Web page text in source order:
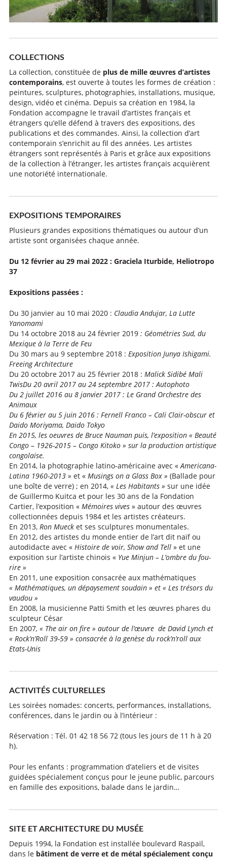
COLLECTIONS
La collection, constituée de plus de mille œuvres d’artistes
contemporains, est ouverte à toutes les formes de création :
peintures, sculptures, photographies, installations, musique,
design, vidéo et cinéma. Depuis sa création en 1984, la
Fondation accompagne le travail d’artistes français et
étrangers qu’elle défend à travers des expositions, des
publications et des commandes. Ainsi, la collection d’art
contemporain s’enrichit au fil des années. Les artistes
étrangers sont représentés à Paris et grâce aux expositions
de la collection à l’étranger, les artistes français acquièrent
une notoriété internationale.
EXPOSITIONS TEMPORAIRES
Plusieurs grandes expositions thématiques ou autour d’un
artiste sont organisées chaque année.
Du 12 février au 29 mai 2022 : Graciela Iturbide, Heliotropo
37
Expositions passées :
Du 30 janvier au 10 mai 2020 : Claudia Andujar, La Lutte
Yanomami
Du 14 octobre 2018 au 24 février 2019 : Géométries Sud, du
Mexique à la Terre de Feu
Du 30 mars au 9 septembre 2018 : Exposition Junya Ishigami.
Freeing Architecture
Du 20 octobre 2017 au 25 février 2018 : Malick Sidibé Mali
TwisDu 20 avril 2017 au 24 septembre 2017 : Autophoto
Du 2 juillet 2016 au 8 janvier 2017 : Le Grand Orchestre des
Animaux
Du 6 février au 5 juin 2016 : Fernell Franco – Cali Clair-obscur et
Daido Moriyama, Daido Tokyo
En 2015, les oeuvres de Bruce Nauman puis, l’exposition « Beauté
Congo – 1926-2015 – Congo Kitoko » sur la production artistique
congolaise.
En 2014, la photographie latino-américaine avec « Americana-
Latina 1960-2013 » et « Musings on a Glass Box » (Ballade pour
une boîte de verre) ; en 2014, « Les Habitants » sur une idée
de Guillermo Kuitca et pour les 30 ans de la Fondation
Cartier, l’exposition « Mémoires vives » autour des œuvres
collectionnées depuis 1984 et les artistes créateurs.
En 2013, Ron Mueck et ses sculptures monumentales.
En 2012, des artistes du monde entier de l’art dit naïf ou
autodidacte avec « Histoire de voir, Show and Tell » et une
exposition sur l’artiste chinois « Yue Minjun – L’ombre du fou-
rire »
En 2011, une exposition consacrée aux mathématiques
« Mathématiques, un dépaysement soudain » et « Les trésors du
vaudou »
En 2008, la musicienne Patti Smith et les œuvres phares du
sculpteur César
En 2007, « The air on fire » autour de l’œuvre de David Lynch et
« Rock’n’Roll 39-59 » consacrée à la genèse du rock’n’roll aux
Etats-Unis
ACTIVITÉS CULTURELLES
Les soirées nomades: concerts, performances, installations,
conférences, dans le jardin ou à l’intérieur :
Réservation : Tél. 01 42 18 56 72 (tous les jours de 11 h à 20
h).
Pour les enfants : programmation d’ateliers et de visites
guidées spécialement conçus pour le jeune public, parcours
en famille des expositions, balade dans le jardin…
SITE ET ARCHITECTURE DU MUSÉE
Depuis 1994, la Fondation est installée boulevard Raspail,
dans le bâtiment de verre et de métal spécialement conçu